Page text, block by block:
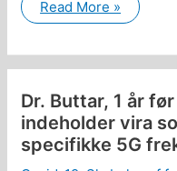
WHO
og
klar
til
nyt
pandemi-
diktatur:
Globalt
digitalt
Read More »
Dr. Buttar, 1 år
indeholder vira
specifikke 5G